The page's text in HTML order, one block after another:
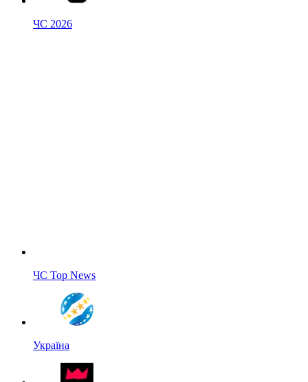
ЧС 2026
ЧС Top News
Україна